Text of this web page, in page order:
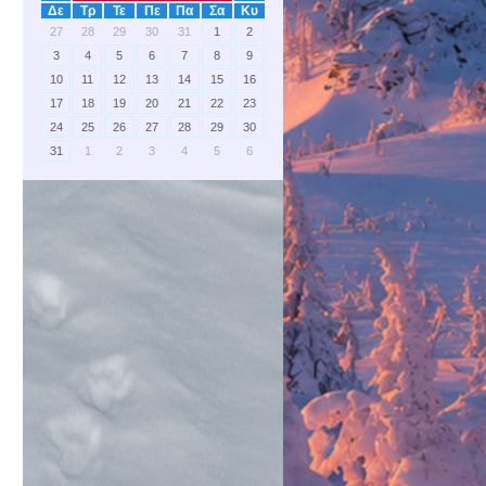
Δε Τρ Τε Πε Πα Σα Κυ
27 28 29 30 31 1
2
3
4 5 6 7 8
9
10
11 12 13 14 15
16
17
18 19 20 21 22
23
24
25 26 27 28 29
30
31
1 2 3 4 5 6